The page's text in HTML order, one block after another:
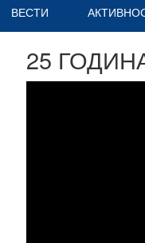
ВЕСТИ
25